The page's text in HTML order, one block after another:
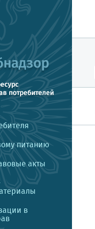
питанию
акты
в